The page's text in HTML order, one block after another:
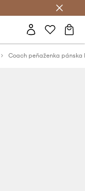
Coach peňaženka pánska